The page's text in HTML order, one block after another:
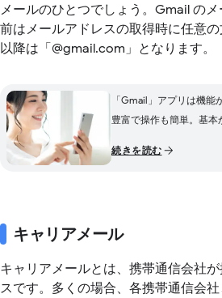
メールのひとつでしょう。Gmail のメ
前はメールアドレスの取得時に任意
以降は「@gmail.com」となります。
「Gmail」アプリは機能
豊富で操作も簡単。基本
紹介
続きを読む
キャリアメール
キャリアメールとは、携帯通信会社
スです。多くの場合、各携帯通信会